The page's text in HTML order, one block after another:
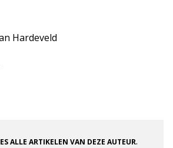
Hardeveld
ALLE ARTIKELEN VAN DEZE AUTEUR.